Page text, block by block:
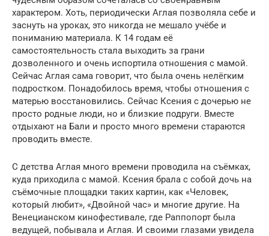
характером. Хоть, периодически Аглая позволяла себе и
заснуть на уроках, это никогда не мешало учёбе и
пониманию материала. К 14 годам её
самостоятельность стала выходить за грани
дозволенного и очень испортила отношения с мамой.
Сейчас Аглая сама говорит, что была очень нелёгким
подростком. Понадобилось время, чтобы отношения с
матерью восстановились. Сейчас Ксения с дочерью не
просто родные люди, но и близкие подруги. Вместе
отдыхают на Бали и просто много времени стараются
проводить вместе.
С детства Аглая много времени проводила на съёмках,
куда приходила с мамой. Ксения брала с собой дочь на
съёмочные площадки таких картин, как «Человек,
который любит», «Двойной час» и многие другие. На
Венецианском кинофестивале, где Раппопорт была
ведущей, побывала и Аглая. И своими глазами увидела